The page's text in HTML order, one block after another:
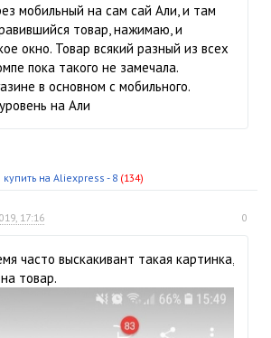
мобильный на сам сай Али, и там
товар, нажимаю, и
окно. Товар всякий разный из всех
пока такого не замечала.
в основном с мобильного.
на Али
купить на Aliexpress - 8 (134)
17:16 0
часто выскакивант такая картинка,
товар.